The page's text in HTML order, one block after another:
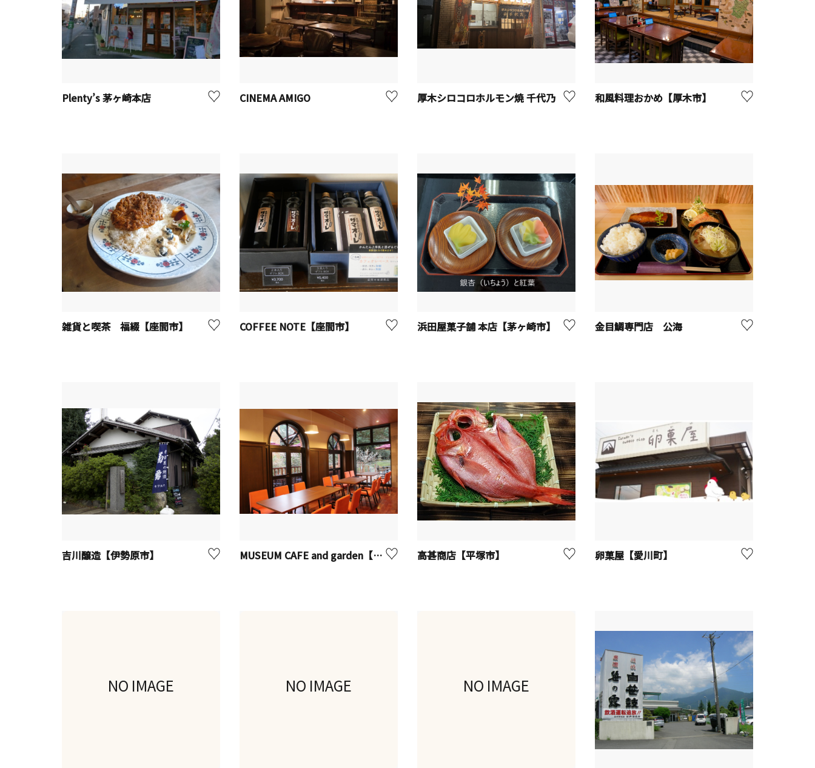
Plenty’s 茅ヶ崎本店 CINEMA AMIGO 厚木シロコロホルモン焼 千代乃 和風料理おかめ【厚木市】
雑貨と喫茶 福綴【座間市】 COFFEE NOTE【座間市】 浜田屋菓子舗 本店【茅ヶ崎市】 金目鯛専門店 公海
吉川醸造【伊勢原市】 MUSEUM CAFE and garden【湯河原町】 高甚商店【平塚市】 卵菓屋【愛川町】
NO IMAGE NO IMAGE NO IMAGE